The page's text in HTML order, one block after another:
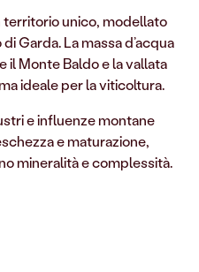
territorio unico, modellato
Garda. La massa d’acqua
il Monte Baldo e la vallata
ideale per la viticoltura.
e influenze montane
e maturazione,
mineralità e complessità.